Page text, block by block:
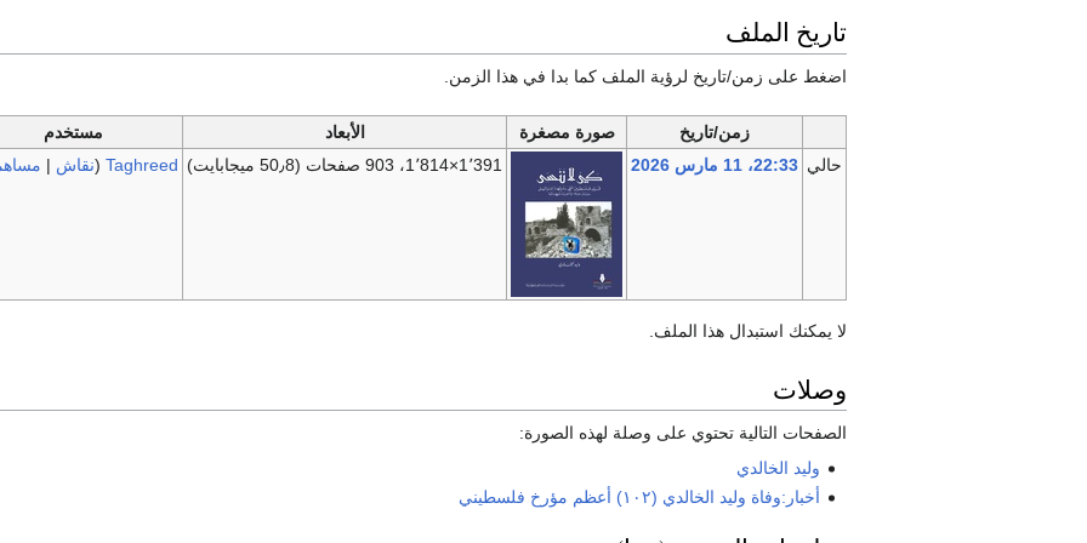
تاريخ الملف
اضغط على زمن/تاريخ لرؤية الملف كما بدا في هذا الزمن.
زمن/تاريخ صورة مصغرة الأبعاد مستخدم
حالي 22:33، 11 مارس 2026 1٬391×1٬814، 903 صفحات (50٫8 ميجابايت) Taghreed
(نقاش |
لا يمكنك استبدال هذا الملف.
وصلات
الصفحات التالية تحتوي على وصلة لهذه الصورة:
وليد الخالدي
أخبار:وفاة وليد الخالدي (١٠٢) أعظم مؤرخ فلسطيني